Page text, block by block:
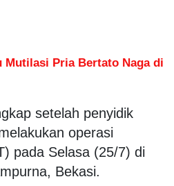
Mutilasi Pria Bertato Naga di
setelah penyidik
operasi
pada Selasa (25/7) di
Bekasi.